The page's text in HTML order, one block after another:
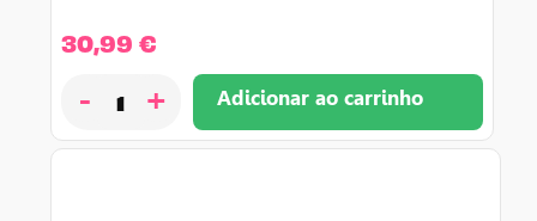
30,99 €
- + Adicionar ao carrinho